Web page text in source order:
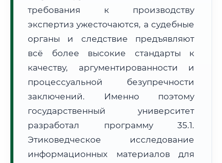
Формат учебы:
Дистанционно
🗺️ Зона обслуживания: г. Чебоксары
Расчет логистики оригиналов:
• Маршрут транзита:
• Экспресс-доставка СДЭК / Почтой: 3–5 рабочих дней
📜 Документы и аккредитация ФИС ФРДО
требования к производству
экспертиз ужесточаются, а судебные
органы и следствие предъявляют
всё более высокие стандарты к
качеству, аргументированности и
процессуальной безупречности
заключений. Именно поэтому
государственный университет
разработал программу 35.1.
Этиковедческое исследование
информационных материалов для